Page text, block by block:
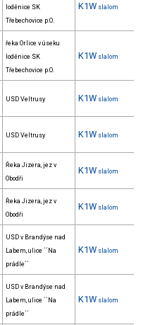
loděnice SK
Třebechovice p.O.
K1W slalom
řeka Orlice v úseku
loděnice SK
Třebechovice p.O.
K1W slalom
USD Veltrusy K1W slalom
USD Veltrusy K1W slalom
Řeka Jizera, jez v
Obodři
K1W slalom
Řeka Jizera, jez v
Obodři
K1W slalom
USD v Brandýse nad
Labem, ulice ´´Na
prádle´´
K1W slalom
USD v Brandýse nad
Labem, ulice ´´Na
prádle´´
K1W slalom